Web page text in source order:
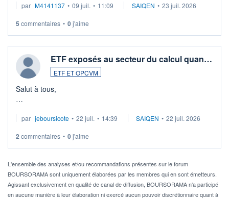
par M4141137 • 09 juil. • 11:09 SAIQEN • 23 juil. 2026
5 commentaires • 0j'aime
ETF exposés au secteur du calcul quan…
ETF ET OPCVM
Salut à tous,
via un ETF plutôt que des actions individuelles.
Idéalement, je voudrais qu'il soit éligible au PEA.
Pour l' ...
par jeboursicote • 22 juil. • 14:39 SAIQEN • 22 juil. 2026
2 commentaires • 0j'aime
L'ensemble des analyses et/ou recommandations présentes sur le forum
BOURSORAMA sont uniquement élaborées par les membres qui en sont émetteurs.
Agissant exclusivement en qualité de canal de diffusion, BOURSORAMA n'a participé
en aucune manière à leur élaboration ni exercé aucun pouvoir discrétionnaire quant à